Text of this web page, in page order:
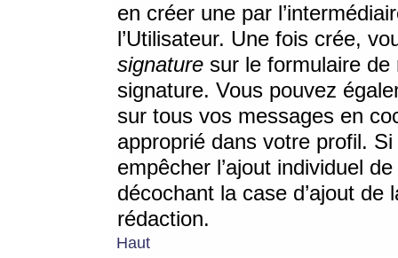
en créer une par
l’Utilisateur. Une fois crée,
signature sur le formulaire de
signature. Vous pouvez
sur tous vos messages en
approprié dans votre profil.
empêcher l’ajout individuel
décochant la case d’ajout
rédaction.
Haut